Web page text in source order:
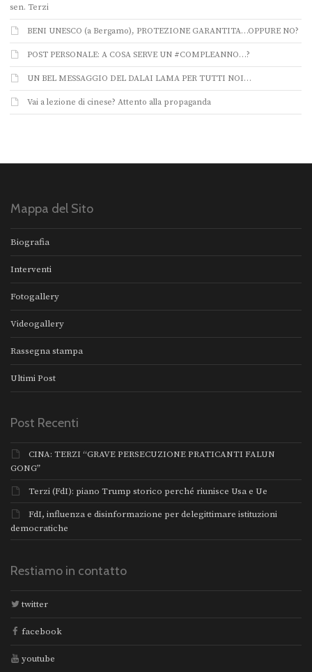
sen. Terzi
BENI UNESCO (a Bergamo), PROTEZIONE GARANTITA…OPPURE NO?
POST PERSONALE: A COSA SERVE UN #COMPLEANNO…?
UN BEL MESSAGGIO DEL DALAI LAMA PER TUTTI NOI…
Vai a lezione di cinese? Attento alla propaganda
Mappa del Sito
Biografia
Interventi
Fotogallery
Videogallery
Rassegna stampa
Ultimi Post
Post Recenti
CINA: TERZI “GRAVE PERSECUZIONE PRATICANTI FALUN
GONG”
Terzi (FdI): piano Trump storico perché riunisce Usa e Ue
FdI, influenza e disinformazione per delegittimare istituzioni
democratiche
Restiamo in contatto
twitter
facebook
youtube